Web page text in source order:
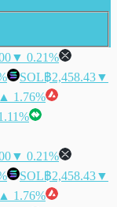
▼ 0.21%
SOL฿2,458.43▼
▲ 1.76%
▼ 0.21%
SOL฿2,458.43▼
▲ 1.76%